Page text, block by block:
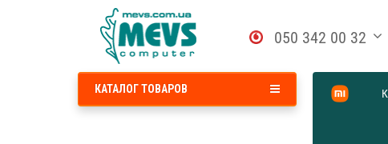
050 342 00 32
КАТАЛОГ ТОВАРОВ